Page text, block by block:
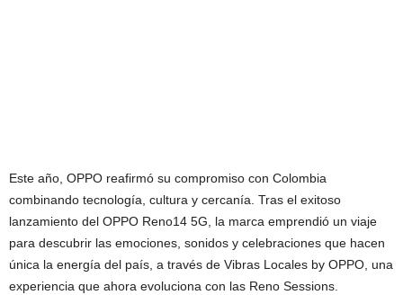
Este año, OPPO reafirmó su compromiso con Colombia
combinando tecnología, cultura y cercanía. Tras el exitoso
lanzamiento del OPPO Reno14 5G, la marca emprendió un viaje
para descubrir las emociones, sonidos y celebraciones que hacen
única la energía del país, a través de Vibras Locales by OPPO, una
experiencia que ahora evoluciona con las Reno Sessions.